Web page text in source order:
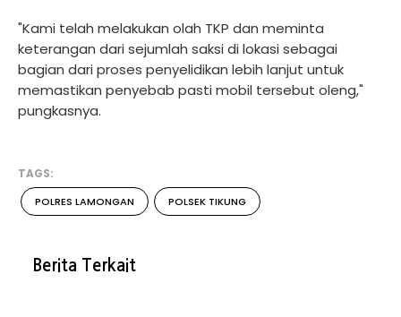
"Kami telah melakukan olah TKP dan meminta
keterangan dari sejumlah saksi di lokasi sebagai
bagian dari proses penyelidikan lebih lanjut untuk
memastikan penyebab pasti mobil tersebut oleng,"
pungkasnya.
TAGS:
POLRES LAMONGAN POLSEK TIKUNG
Berita Terkait